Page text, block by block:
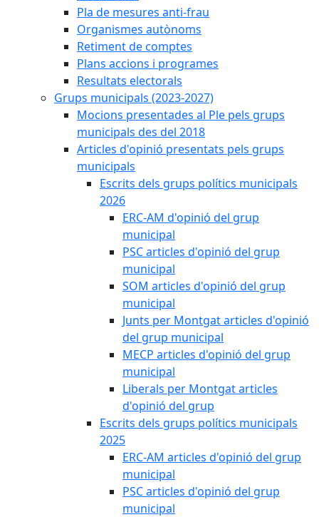
Pla de mesures anti-frau
Organismes autònoms
Retiment de comptes
Plans accions i programes
Resultats electorals
Grups municipals (2023-2027)
Mocions presentades al Ple pels grups
municipals des del 2018
Articles d'opinió presentats pels grups
municipals
Escrits dels grups polítics municipals
2026
ERC-AM d'opinió del grup
municipal
PSC articles d'opinió del grup
municipal
SOM articles d'opinió del grup
municipal
Junts per Montgat articles d'opinió
del grup municipal
MECP articles d'opinió del grup
municipal
Liberals per Montgat articles
d'opinió del grup
Escrits dels grups polítics municipals
2025
ERC-AM articles d'opinió del grup
municipal
PSC articles d'opinió del grup
municipal